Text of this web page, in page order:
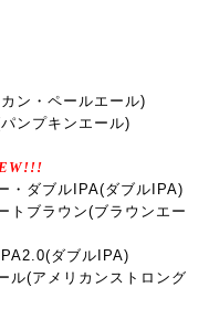
ン・ペールエール)
ンプキンエール)
・ダブルIPA(ダブルIPA)
ブラウン(ブラウンエー
ダブルIPA)
(アメリカンストロング